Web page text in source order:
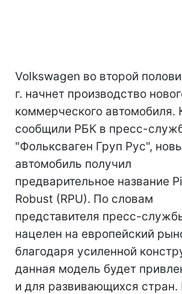
Volkswagen во второй
г. начнет производство
коммерческого автомобиля.
сообщили РБК в пресс-
"Фольксваген Груп Рус",
автомобиль получил
предварительное название
Robust (RPU). По словам
представителя пресс-
нацелен на европейский
благодаря усиленной
данная модель будет
и для развивающихся стран.